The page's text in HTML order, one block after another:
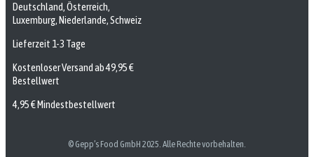
Deutschland, Österreich,
Luxemburg, Niederlande, Schweiz
Lieferzeit 1-3 Tage
Kostenloser Versand ab 49,95 €
Bestellwert
4,95 € Mindestbestellwert
© Gepp’s Food GmbH 2025. Alle Rechte vorbehalten.